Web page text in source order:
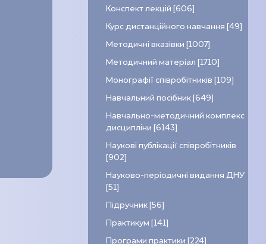
Конспект лекцій [606]
Курс дистанційного навчання [49]
Методичні вказівки [1007]
Методичний матеріал [1710]
Монографії співробітників [109]
Навчальний посібник [649]
Навчально-методичний комплекс
дисципліни [6143]
Наукові публікації співробітників
[902]
Науково-періодичні видання ДНУ
[51]
Підручник [56]
Практикум [141]
Програми практики [224]